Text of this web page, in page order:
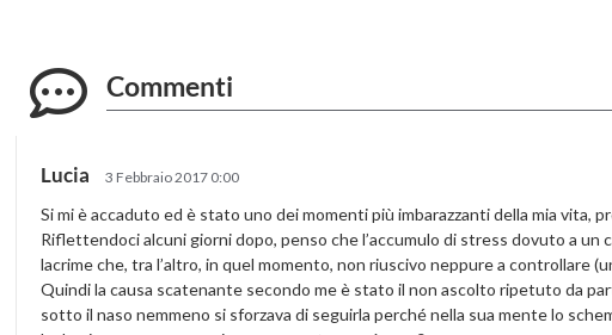
Commenti
Lucia 3 Febbraio 2017 0:00
Si mi è accaduto ed è stato uno dei momenti più imbarazzanti della mia vita,
Riflettendoci alcuni giorni dopo, penso che l’accumulo di stress dovuto a un
lacrime che, tra l’altro, in quel momento, non riuscivo neppure a controllare
Quindi la causa scatenante secondo me è stato il non ascolto ripetuto da
sotto il naso nemmeno si sforzava di seguirla perché nella sua mente lo